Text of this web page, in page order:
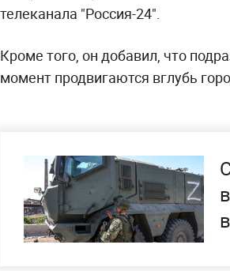
населённых пункта, откуда
лет вели обстрелы республики, —
взяты в блокаду Горское и
которым на протяжении восьми
телеканала "Россия-24".